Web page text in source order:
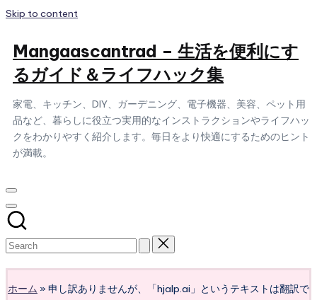
Skip to content
Mangaascantrad – 生活を便利にす
るガイド＆ライフハック集
家電、キッチン、DIY、ガーデニング、電子機器、美容、ペット用
品など、暮らしに役立つ実用的なインストラクションやライフハッ
クをわかりやすく紹介します。毎日をより快適にするためのヒント
が満載。
ホーム » 申し訳ありませんが、「hjalp.ai」というテキストは翻訳で